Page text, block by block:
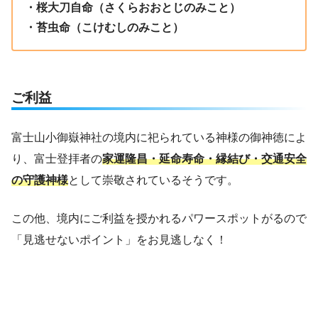
・桜大刀自命（さくらおおとじのみこと）
・苔虫命（こけむしのみこと）
ご利益
富士山小御嶽神社の境内に祀られている神様の御神徳によ
り、富士登拝者の家運隆昌・延命寿命・縁結び・交通安全
の守護神様として崇敬されているそうです。
この他、境内にご利益を授かれるパワースポットがるので
「見逃せないポイント」をお見逃しなく！